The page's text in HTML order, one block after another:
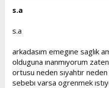
s.a
s.a
arkadasım emegıne saglık
olduguna ınanmıyorum
ortusu neden sıyahtır
sebebı varsa ogrenmek